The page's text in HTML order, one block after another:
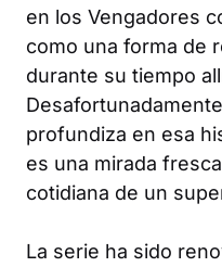
en los Vengadores
como una forma de
durante su tiempo
profundiza en esa
es una mirada
cotidiana de un
La serie ha sido